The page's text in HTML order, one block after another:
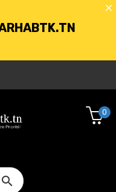

0